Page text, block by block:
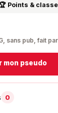
Points &
sans pub, fait
mon pseudo
0